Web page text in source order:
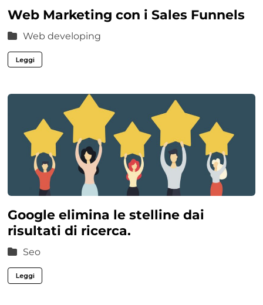
Web Marketing con i Sales Funnels
Web developing
Leggi
Google elimina le stelline dai
risultati di ricerca.
Seo
Leggi